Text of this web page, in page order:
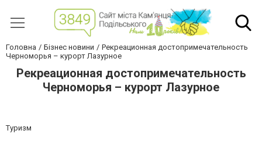
Головна Бізнес новини
Рекреационная достопримечательность
Черноморья – курорт Лазурное
Рекреационная достопримечательность
Черноморья – курорт Лазурное
Туризм